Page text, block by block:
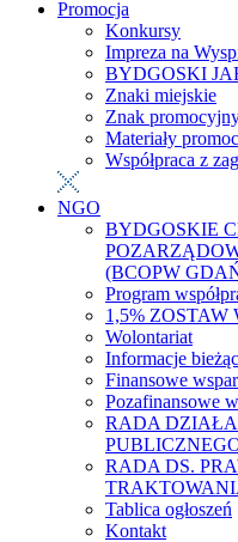
Promocja
Konkursy
Impreza na
BYDGOSKI
Znaki miejskie
Znak
Materiały
Współpraca z
NGO
BYDGOSKIE
(BCOPW
Program
1,5%
Wolontariat
Informacje
Finansowe
Pozafinansowe
RADA
RADA DS.
Tablica ogłoszeń
Kontakt